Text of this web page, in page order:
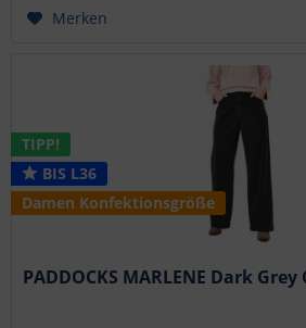
Merken
TIPP!
BIS L36
Damen Konfektionsgröße
PADDOCKS MARLENE Dark